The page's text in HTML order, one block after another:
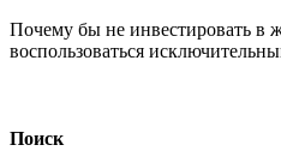
Почему бы не инвестировать в
воспользоваться
Поиск